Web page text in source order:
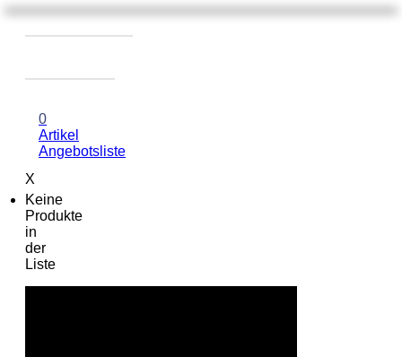
0
Artikel
Angebotsliste
X
Keine
Produkte
in
der
Liste